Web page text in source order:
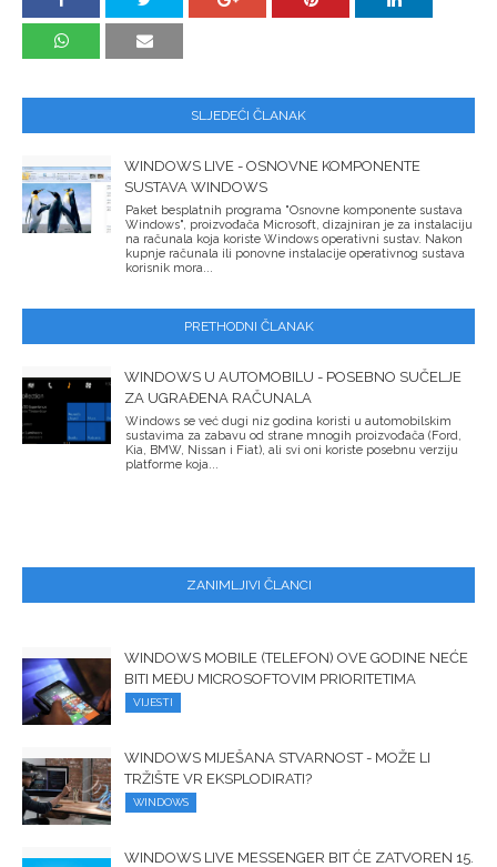
SLJEDEĆI ČLANAK
WINDOWS LIVE - OSNOVNE KOMPONENTE
SUSTAVA WINDOWS
Paket besplatnih programa "Osnovne komponente sustava
Windows", proizvođača Microsoft, dizajniran je za instalaciju
na računala koja koriste Windows operativni sustav. Nakon
kupnje računala ili ponovne instalacije operativnog sustava
korisnik mora...
PRETHODNI ČLANAK
WINDOWS U AUTOMOBILU - POSEBNO SUČELJE
ZA UGRAĐENA RAČUNALA
Windows se već dugi niz godina koristi u automobilskim
sustavima za zabavu od strane mnogih proizvođača (Ford,
Kia, BMW, Nissan i Fiat), ali svi oni koriste posebnu verziju
platforme koja...
ZANIMLJIVI ČLANCI
WINDOWS MOBILE (TELEFON) OVE GODINE NEĆE
BITI MEĐU MICROSOFTOVIM PRIORITETIMA
VIJESTI
WINDOWS MIJEŠANA STVARNOST - MOŽE LI
TRŽIŠTE VR EKSPLODIRATI?
WINDOWS
WINDOWS LIVE MESSENGER BIT ĆE ZATVOREN 15.